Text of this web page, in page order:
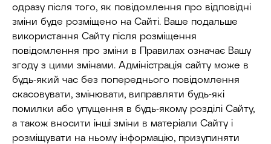
одразу після того, як повідомлення про відповідні
зміни буде розміщено на Сайті. Ваше подальше
використання Сайту після розміщення
повідомлення про зміни в Правилах означає Вашу
згоду з цими змінами. Адміністрація сайту може в
будь-який час без попереднього повідомлення
скасовувати, змінювати, виправляти будь-які
помилки або упущення в будь-якому розділі Сайту,
а також вносити інші зміни в матеріали Сайту і
розміщувати на ньому інформацію, призупиняти